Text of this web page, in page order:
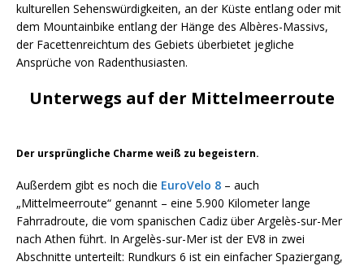
kulturellen Sehenswürdigkeiten, an der Küste entlang oder mit
dem Mountainbike entlang der Hänge des Albères-Massivs,
der Facettenreichtum des Gebiets überbietet jegliche
Ansprüche von Radenthusiasten.
Unterwegs auf der Mittelmeerroute
Der ursprüngliche Charme weiß zu begeistern.
Außerdem gibt es noch die EuroVelo 8 – auch
„Mittelmeerroute“ genannt – eine 5.900 Kilometer lange
Fahrradroute, die vom spanischen Cadiz über Argelès-sur-Mer
nach Athen führt. In Argelès-sur-Mer ist der EV8 in zwei
Abschnitte unterteilt: Rundkurs 6 ist ein einfacher Spaziergang,